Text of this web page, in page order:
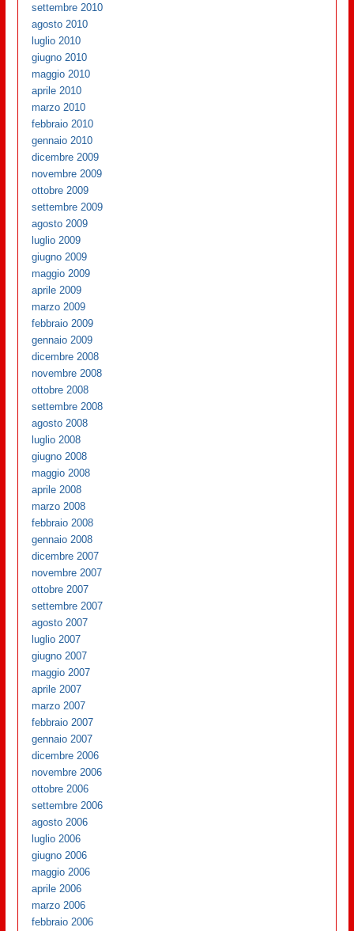
settembre 2010
agosto 2010
luglio 2010
giugno 2010
maggio 2010
aprile 2010
marzo 2010
febbraio 2010
gennaio 2010
dicembre 2009
novembre 2009
ottobre 2009
settembre 2009
agosto 2009
luglio 2009
giugno 2009
maggio 2009
aprile 2009
marzo 2009
febbraio 2009
gennaio 2009
dicembre 2008
novembre 2008
ottobre 2008
settembre 2008
agosto 2008
luglio 2008
giugno 2008
maggio 2008
aprile 2008
marzo 2008
febbraio 2008
gennaio 2008
dicembre 2007
novembre 2007
ottobre 2007
settembre 2007
agosto 2007
luglio 2007
giugno 2007
maggio 2007
aprile 2007
marzo 2007
febbraio 2007
gennaio 2007
dicembre 2006
novembre 2006
ottobre 2006
settembre 2006
agosto 2006
luglio 2006
giugno 2006
maggio 2006
aprile 2006
marzo 2006
febbraio 2006